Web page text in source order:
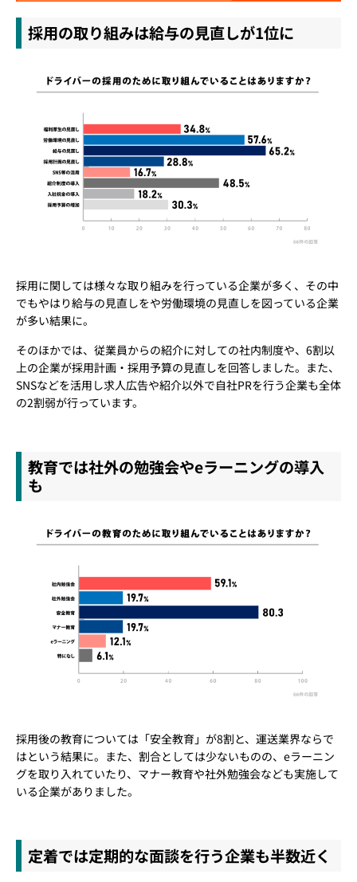
採用の取り組みは給与の見直しが1位に
採用に関しては様々な取り組みを行っている企業が多く、その中
でもやはり給与の見直しをや労働環境の見直しを図っている企業
が多い結果に。
そのほかでは、従業員からの紹介に対しての社内制度や、6割以
上の企業が採用計画・採用予算の見直しを回答しました。また、
SNSなどを活用し求人広告や紹介以外で自社PRを行う企業も全体
の2割弱が行っています。
教育では社外の勉強会やeラーニングの導入
も
採用後の教育については「安全教育」が8割と、運送業界ならで
はという結果に。また、割合としては少ないものの、eラーニン
グを取り入れていたり、マナー教育や社外勉強会なども実施して
いる企業がありました。
定着では定期的な面談を行う企業も半数近く